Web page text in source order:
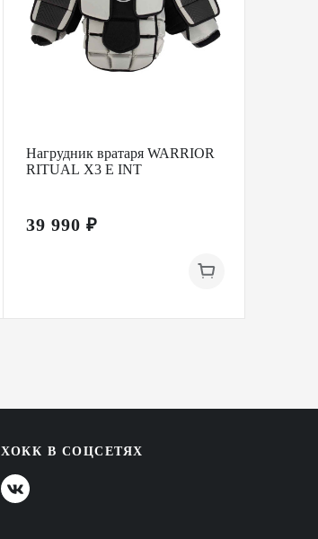
Нагрудник вратаря WARRIOR
RITUAL X3 E INT
39 990 ₽
ХОКК В СОЦСЕТЯХ